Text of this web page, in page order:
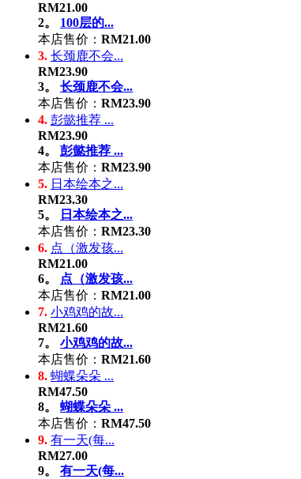
RM21.00
2。
100层的...
本店售价： RM21.00
3. 长颈鹿不会...
RM23.90
3。
长颈鹿不会...
本店售价： RM23.90
4. 彭懿推荐 ...
RM23.90
4。
彭懿推荐 ...
本店售价： RM23.90
5. 日本绘本之...
RM23.30
5。
日本绘本之...
本店售价： RM23.30
6. 点（激发孩...
RM21.00
6。
点（激发孩...
本店售价： RM21.00
7. 小鸡鸡的故...
RM21.60
7。
小鸡鸡的故...
本店售价： RM21.60
8. 蝴蝶朵朵 ...
RM47.50
8。
蝴蝶朵朵 ...
本店售价： RM47.50
9. 有一天(每...
RM27.00
9。
有一天(每...